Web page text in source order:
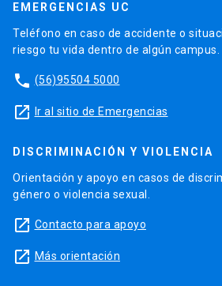
EMERGENCIAS UC
Teléfono en caso de accidente o
riesgo tu vida dentro de algún campus.
phone (56)95504 5000
launch Ir al sitio de Emergencias
DISCRIMINACIÓN Y VIOLENCIA
Orientación y apoyo en casos de
género o violencia sexual.
launch Contacto para apoyo
launch Más orientación